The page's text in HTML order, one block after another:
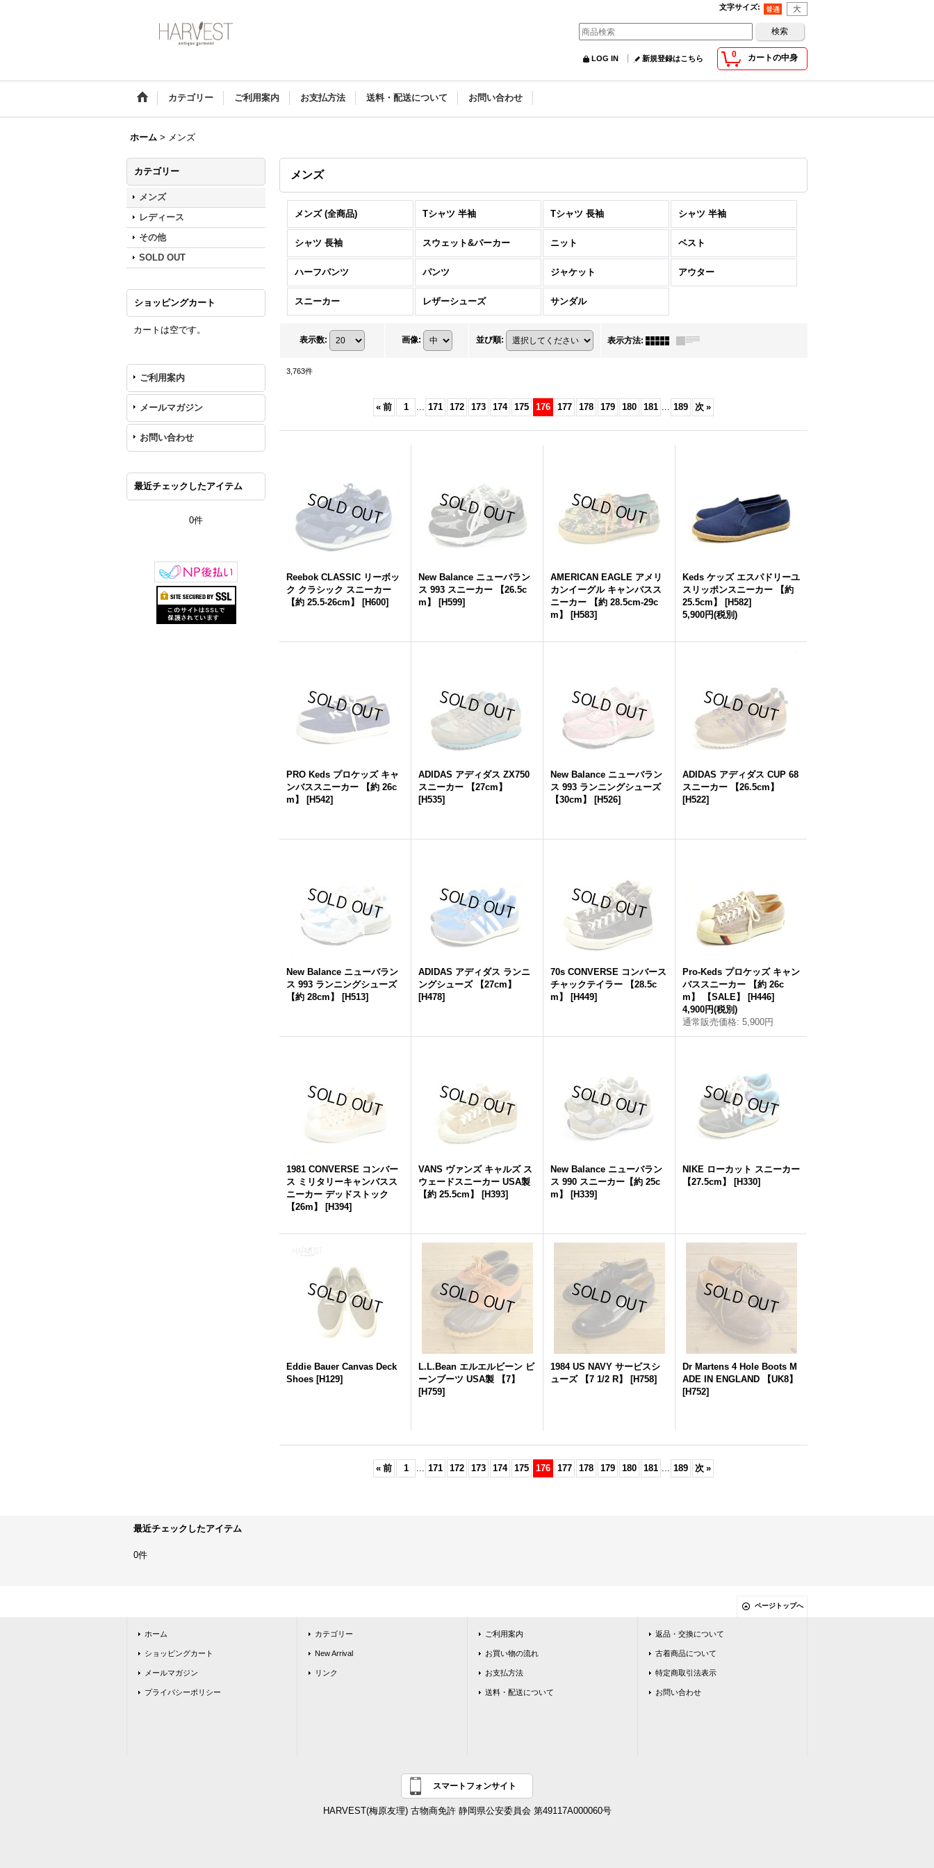
文字サイズ:
0 カートの中身
LOG IN 新規登録はこちら
カテゴリー ご利用案内 お支払方法 送料・配送について お問い合わせ
ホーム > メンズ
カテゴリー
メンズ
レディース
その他
SOLD OUT
ショッピングカート
カートは空です。
ご利用案内
メールマガジン
お問い合わせ
最近チェックしたアイテム
0件
メンズ
メンズ (全商品) Tシャツ 半袖 Tシャツ 長袖 シャツ 半袖
シャツ 長袖 スウェット&パーカー ニット ベスト
ハーフパンツ パンツ ジャケット アウター
スニーカー レザーシューズ サンダル
表示数: 画像: 並び順: 表示方法:
3,763件
« 前 1 ... 171 172 173 174 175 176 177 178 179 180 181 ... 189 次 »
Reebok CLASSIC リーボッ
ク クラシック スニーカー
【約 25.5-26cm】
[H600]
New Balance ニューバラン
ス 993 スニーカー 【26.5c
m】
[H599]
AMERICAN EAGLE アメリ
カンイーグル キャンバスス
ニーカー 【約 28.5cm-29c
m】
[H583]
Keds ケッズ エスパドリーユ
スリッポンスニーカー 【約
25.5cm】
[H582]
5,900円(税別)
PRO Keds プロケッズ キャ
ンバススニーカー 【約 26c
m】
[H542]
ADIDAS アディダス ZX750
スニーカー 【27cm】
[H535]
New Balance ニューバラン
ス 993 ランニングシューズ
【30cm】
[H526]
ADIDAS アディダス CUP 68
スニーカー 【26.5cm】
[H522]
New Balance ニューバラン
ス 993 ランニングシューズ
【約 28cm】
[H513]
ADIDAS アディダス ランニ
ングシューズ 【27cm】
[H478]
70s CONVERSE コンバース
チャックテイラー 【28.5c
m】
[H449]
Pro-Keds プロケッズ キャン
バススニーカー 【約 26c
m】 【SALE】
[H446]
4,900円(税別)
通常販売価格: 5,900円
1981 CONVERSE コンバー
ス ミリタリーキャンバスス
ニーカー デッドストック
【26m】
[H394]
VANS ヴァンズ キャルズ ス
ウェードスニーカー USA製
【約 25.5cm】
[H393]
New Balance ニューバラン
ス 990 スニーカー【約 25c
m】
[H339]
NIKE ローカット スニーカー
【27.5cm】
[H330]
Eddie Bauer Canvas Deck
Shoes [H129]
L.L.Bean エルエルビーン ビ
ーンブーツ USA製 【7】
[H759]
1984 US NAVY サービスシ
ューズ 【7 1/2 R】
[H758]
Dr Martens 4 Hole Boots M
ADE IN ENGLAND 【UK8】
[H752]
« 前 1 ... 171 172 173 174 175 176 177 178 179 180 181 ... 189 次 »
最近チェックしたアイテム
0件
ページトップへ
ホーム
ショッピングカート
メールマガジン
プライバシーポリシー
カテゴリー
New Arrival
リンク
ご利用案内
お買い物の流れ
お支払方法
送料・配送について
返品・交換について
古着商品について
特定商取引法表示
お問い合わせ
スマートフォンサイト
HARVEST(梅原友理) 古物商免許 静岡県公安委員会 第49117A000060号